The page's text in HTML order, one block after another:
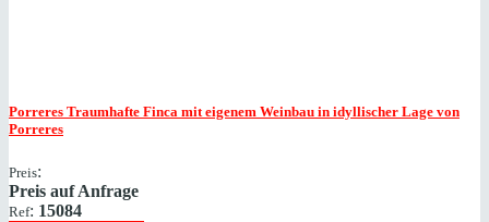
Porreres Traumhafte Finca mit eigenem Weinbau in idyllischer Lage von
Porreres
Preis:
Preis auf Anfrage
Ref: 15084